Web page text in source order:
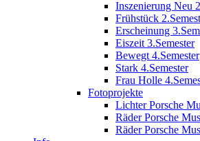
Inszenierung Neu
Frühstück
Erscheinung
Eiszeit 3.Semester
Bewegt 4.Semester
Stark 4.Semester
Frau Holle
Fotoprojekte
Lichter Porsche
Räder Porsche
Räder Porsche